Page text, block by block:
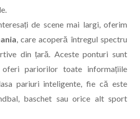
de scene mai largi, oferim
, care acoperă întregul spectru
din țară. Aceste ponturi sunt
pariorilor toate informațiile
pariuri inteligente, fie că este
baschet sau orice alt sport